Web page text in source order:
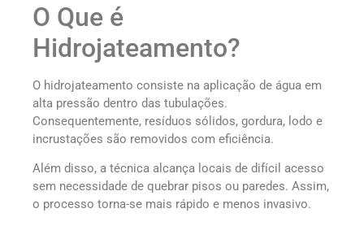
O Que é
Hidrojateamento?
O hidrojateamento consiste na aplicação de água em
alta pressão dentro das tubulações.
Consequentemente, resíduos sólidos, gordura, lodo e
incrustações são removidos com eficiência.
Além disso, a técnica alcança locais de difícil acesso
sem necessidade de quebrar pisos ou paredes. Assim,
o processo torna-se mais rápido e menos invasivo.